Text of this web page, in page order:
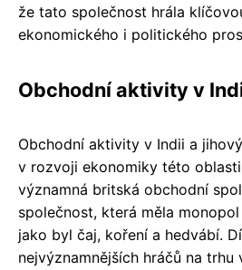
že tato společnost hrála
ekonomického i politického
Obchodní aktivity v
Obchodní aktivity v Indii a
v rozvoji ekonomiky této
významná britská obchodní
společnost, která měla
jako byl čaj, koření a hedvábí.
nejvýznamnějších hráčů na